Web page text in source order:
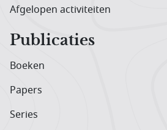
Afgelopen activiteiten
Publicaties
Boeken
Papers
Series